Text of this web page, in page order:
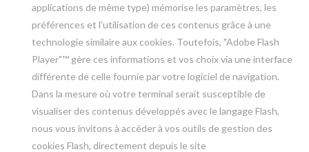
applications de même type) mémorise les paramètres, les
préférences et l'utilisation de ces contenus grâce à une
technologie similaire aux cookies. Toutefois, "Adobe Flash
Player"™ gère ces informations et vos choix via une interface
différente de celle fournie par votre logiciel de navigation.
Dans la mesure où votre terminal serait susceptible de
visualiser des contenus développés avec le langage Flash,
nous vous invitons à accéder à vos outils de gestion des
cookies Flash, directement depuis le site